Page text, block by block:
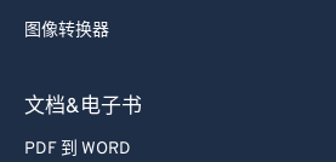
图像转换器
文档&电子书
PDF 到 WORD